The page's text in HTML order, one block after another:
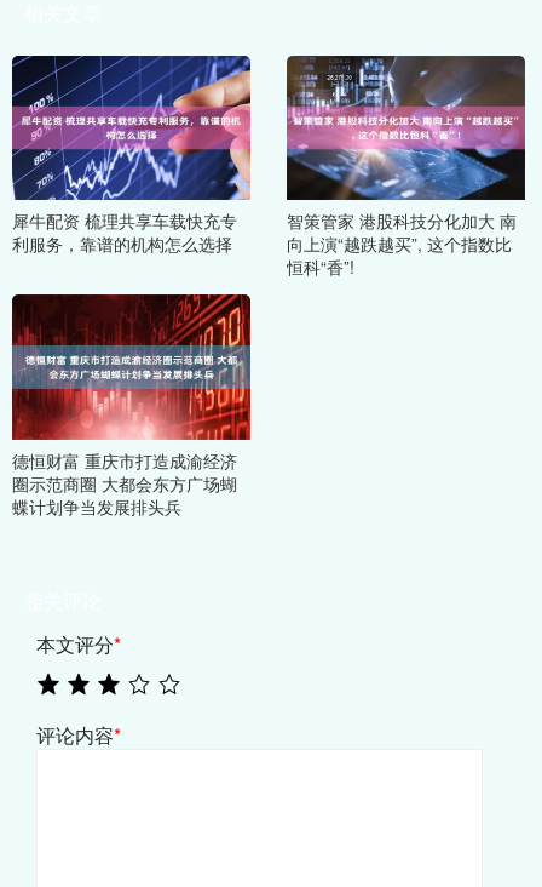
犀牛配资 梳理共享车载快充专
利服务，靠谱的机构怎么选择
智策管家 港股科技分化加大 南
向上演“越跌越买”, 这个指数比
恒科“香”!
德恒财富 重庆市打造成渝经济
圈示范商圈 大都会东方广场蝴
蝶计划争当发展排头兵
本文评分*
评论内容*